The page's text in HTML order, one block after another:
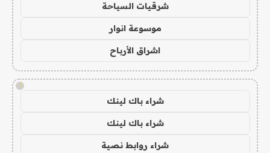
شرقيات السياحة
موسوعة انوار
اشراق الأرباح
!
شراء باك لينك
شراء باك لينك
شراء روابط نصية